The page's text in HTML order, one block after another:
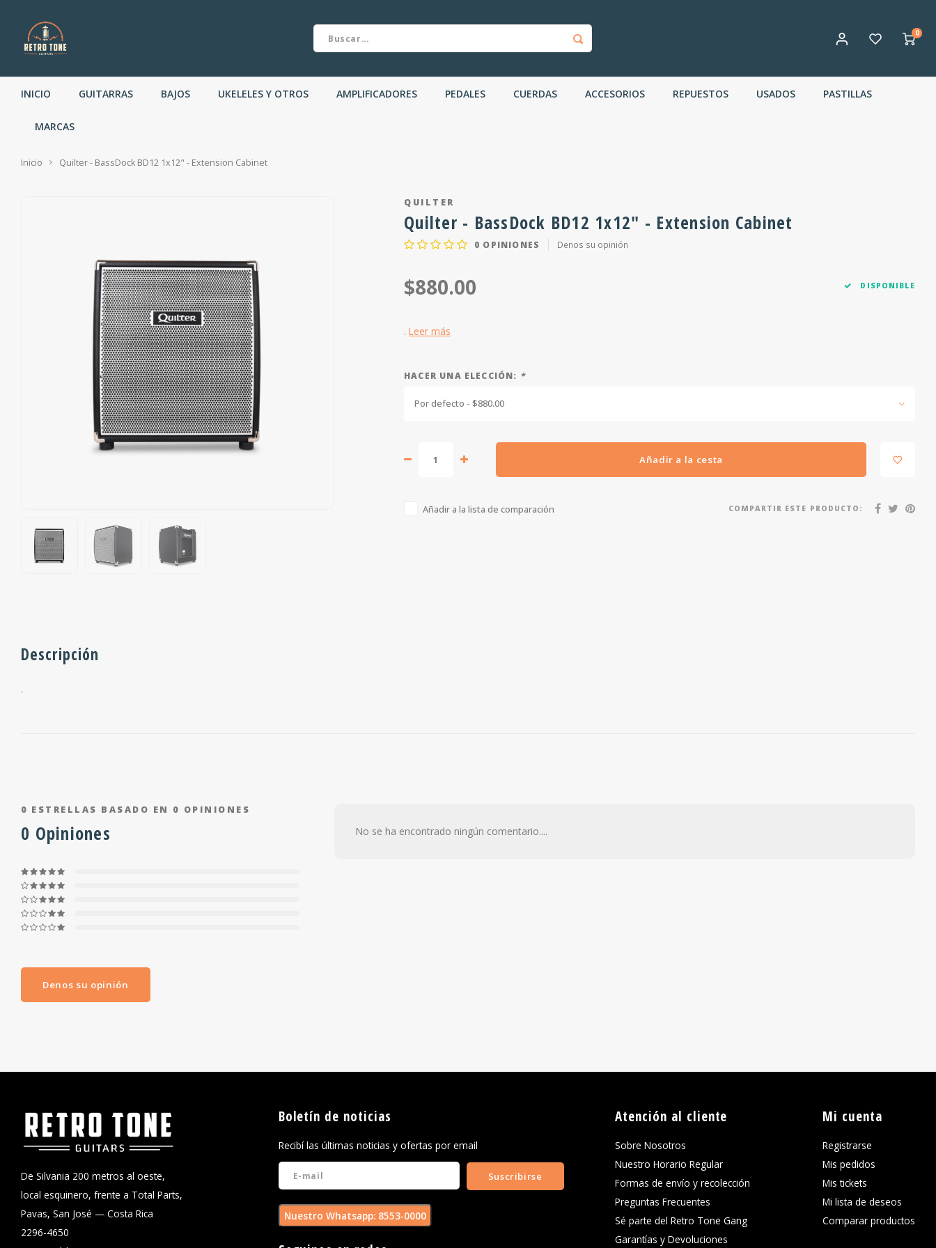
0
INICIO GUITARRAS BAJOS UKELELES Y OTROS AMPLIFICADORES PEDALES CUERDAS ACCESORIOS REPUESTOS USADOS PASTILLAS
MARCAS
Inicio Quilter - BassDock BD12 1x12" - Extension Cabinet
QUILTER
Quilter - BassDock BD12 1x12" - Extension Cabinet
0 OPINIONES Denos su opinión
$880.00 DISPONIBLE
. Leer más
HACER UNA ELECCIÓN: *
Por defecto - $880.00
Añadir a la cesta
Añadir a la lista de comparación COMPARTIR ESTE PRODUCTO:
Descripción
.
0 ESTRELLAS BASADO EN 0 OPINIONES
0 Opiniones
Denos su opinión
No se ha encontrado ningún comentario....
De Silvania 200 metros al oeste,
local esquinero, frente a Total Parts,
Pavas, San José — Costa Rica
2296-4650
Boletín de noticias
Recibí las últimas noticias y ofertas por email
Suscribirse
Nuestro Whatsapp: 8553-0000
Atención al cliente
Sobre Nosotros
Nuestro Horario Regular
Formas de envío y recolección
Preguntas Frecuentes
Sé parte del Retro Tone Gang
Garantías y Devoluciones
Mi cuenta
Registrarse
Mis pedidos
Mis tickets
Mi lista de deseos
Comparar productos